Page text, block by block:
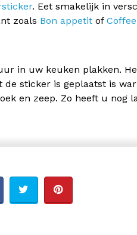
. Eet smakelijk in
zoals Bon appetitof
in uw keuken plakken.
sticker is geplaatst is
en zeep. Zo heeft u nog